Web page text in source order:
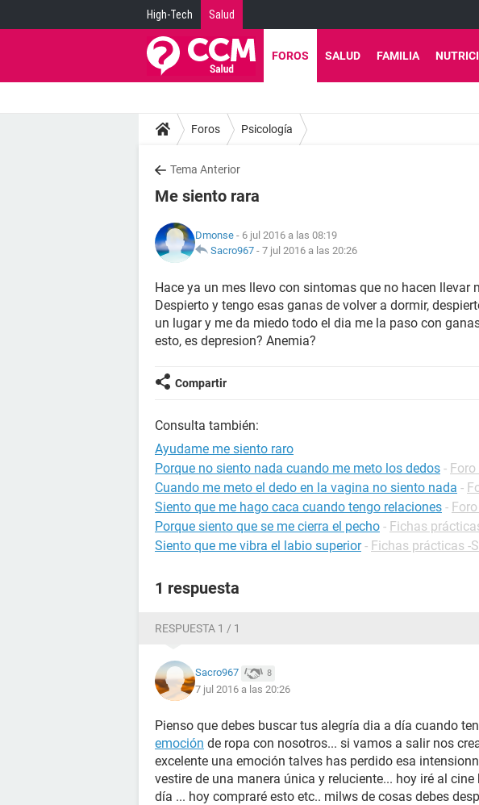
High-Tech Salud
FOROS SALUD FAMILIA
Foros Psicología
Tema Anterior
Me siento rara
Dmonse - 6 jul 2016 a las 08:19
Sacro967 - 7 jul 2016 a las 20:26
Hace ya un mes llevo con sintomas que no hacen llevar
Despierto y tengo esas ganas de volver a dormir,
un lugar y me da miedo todo el dia me la paso con
esto, es depresion? Anemia?
Compartir
Consulta también:
Ayudame me siento raro
Porque no siento nada cuando me meto los dedos -
Cuando me meto el dedo en la vagina no siento nada -
Siento que me hago caca cuando tengo relaciones -
Porque siento que se me cierra el pecho - Fichas
Siento que me vibra el labio superior - Fichas prácticas -
1 respuesta
RESPUESTA 1 / 1
Sacro967 8
7 jul 2016 a las 20:26
Pienso que debes buscar tus alegría dia a día cuando
emoción de ropa con nosotros... si vamos a salir nos
excelente una emoción talves has perdido esa
vestire de una manera única y reluciente... hoy iré al
día ... hoy compraré esto etc.. milws de cosas debes